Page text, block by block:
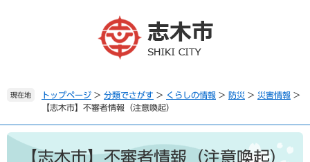
。
て
本
現在地 トップページ > 分類でさがす > くらしの情報 > 防災 > 災害情報 >
【志木市】不審者情報（注意喚起）
本
【志木市】不審者情報（注意喚起）